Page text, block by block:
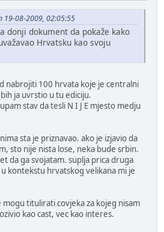
19-08-2009, 02:05:55
donji dokument da pokaže kako
Hrvatsku kao svoju
nabrojiti 100 hrvata koje je centralni
ja uvrstio u tu ediciju.
stav da tesli N I J E mjesto medju
sta je priznavao. ako je izjavio da
sto nije nista lose, neka bude srbin.
da ga svojatam. suplja prica druga
kontekstu hrvatskog velikana mi je
titulirati covjeka za kojeg nisam
kao cast, vec kao interes.